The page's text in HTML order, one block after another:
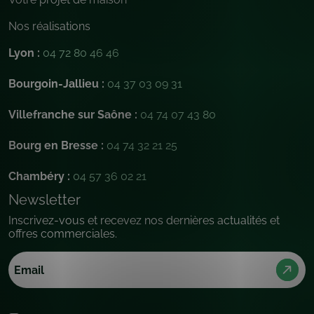
Nos réalisations
Lyon : 04 72 80 46 46
Bourgoin-Jallieu : 04 37 03 09 31
Villefranche sur Saône : 04 74 07 43 80
Bourg en Bresse : 04 74 32 21 25
Chambéry : 04 57 36 02 21
Newsletter
Inscrivez-vous et recevez nos dernières actualités et
offres commerciales.
(Nécessaire)